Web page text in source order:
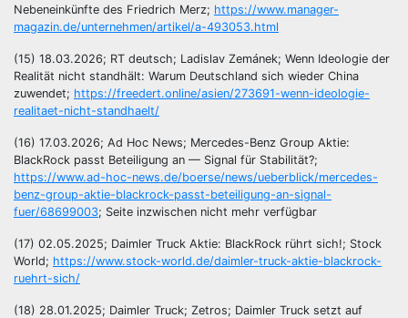
Nebeneinkünfte des Friedrich Merz; https://www.manager-
magazin.de/unternehmen/artikel/a-493053.html
(15) 18.03.2026; RT deutsch; Ladislav Zemánek; Wenn Ideologie der
Realität nicht standhält: Warum Deutschland sich wieder China
zuwendet; https://freedert.online/asien/273691-wenn-ideologie-
realitaet-nicht-standhaelt/
(16) 17.03.2026; Ad Hoc News; Mercedes-Benz Group Aktie:
BlackRock passt Beteiligung an — Signal für Stabilität?;
https://www.ad-hoc-news.de/boerse/news/ueberblick/mercedes-
benz-group-aktie-blackrock-passt-beteiligung-an-signal-
fuer/68699003; Seite inzwischen nicht mehr verfügbar
(17) 02.05.2025; Daimler Truck Aktie: BlackRock rührt sich!; Stock
World; https://www.stock-world.de/daimler-truck-aktie-blackrock-
ruehrt-sich/
(18) 28.01.2025; Daimler Truck; Zetros; Daimler Truck setzt auf